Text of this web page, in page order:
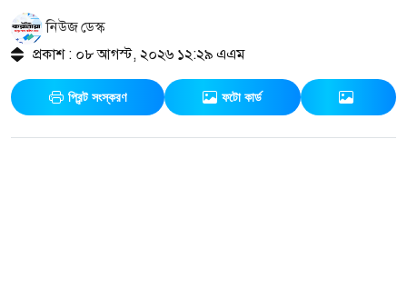
নিউজ ডেস্ক
প্রকাশ : ০৮ আগস্ট, ২০২৬ ১২:২৯ এএম
প্রিন্ট সংস্করণ ফটো কার্ড